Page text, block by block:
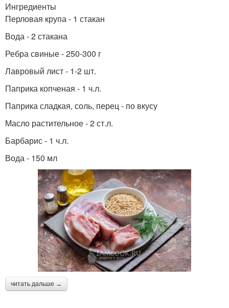
Ингредиенты
Перловая крупа - 1 стакан
Вода - 2 стакана
Ребра свиные - 250-300 г
Лавровый лист - 1-2 шт.
Паприка копченая - 1 ч.л.
Паприка сладкая, соль, перец - по вкусу
Масло растительное - 2 ст.л.
Барбарис - 1 ч.л.
Вода - 150 мл
читать дальше →